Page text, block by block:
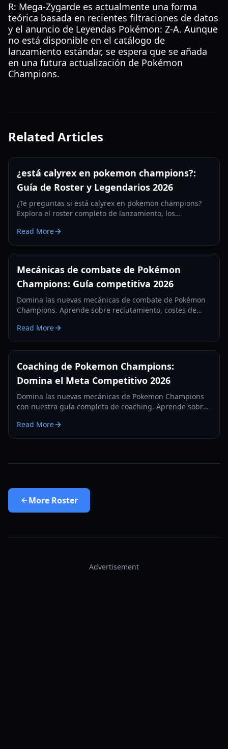
R: Mega-Zygarde es actualmente una forma
teórica basada en recientes filtraciones de datos
y el anuncio de Leyendas Pokémon: Z-A. Aunque
no está disponible en el catálogo de
lanzamiento estándar, se espera que se añada
en una futura actualización de Pokémon
Champions.
Related Articles
¿está calyrex en pokemon champions?:
Guía de Roster y Legendarios 2026
¿Te preguntas si está calyrex en pokemon champions?
Explora el roster completo de lanzamiento, los
mecánicos en la actualización competitiva de 2026.
Read More
Mecánicas de combate de Pokémon
Champions: Guía competitiva 2026
Domina las nuevas mecánicas de combate de Pokémon
Champions. Aprende sobre reclutamiento, costes de
competitivas para 2026.
Read More
Coaching de Pokemon Champions:
Domina el Meta Competitivo 2026
Domina las nuevas mecánicas de Pokemon Champions
con nuestra guía completa de coaching. Aprende sobre
Regulación M-A.
Read More
More Roster
Advertisement